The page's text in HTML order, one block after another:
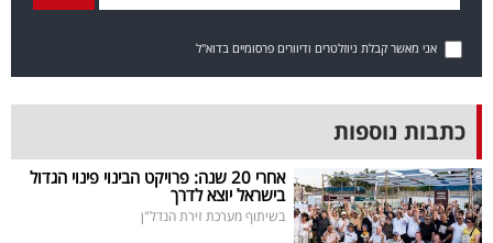
אני מאשר קבלת ניוזלטרים ודיוורים פרסומיים בדוא"ל
כתבות נוספות
אחרי 20 שנה: פרויקט הבינוי פינוי הגדול
בישראל יוצא לדרך
בשיתוף מערכת זירת הנדל"ן